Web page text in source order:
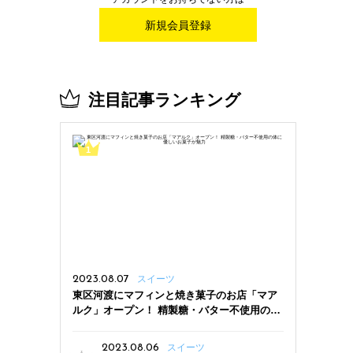
新規会員登録
注目記事ランキング
2023.08.07 スイーツ
東区河渡にマフィンと焼き菓子のお店「マア
ルク」オープン！ 精製糖・バター不使用の体
2023.08.06
スイーツ